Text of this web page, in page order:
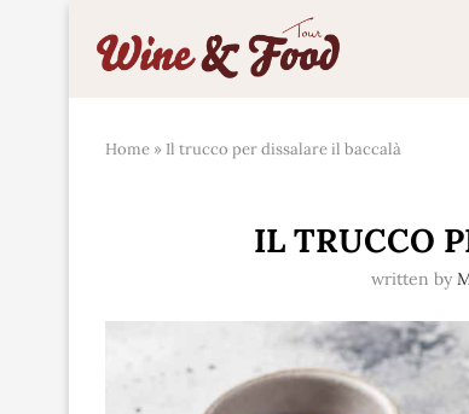
Home » Il trucco per dissalare il baccalà
IL TRUCCO
written by